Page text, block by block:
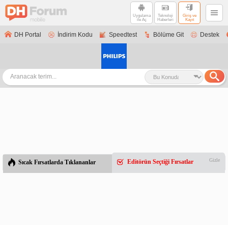
Uygulama
ile Aç
Teknoloji
Haberleri
Giriş ve
Kayıt
DH Portal İndirim Kodu Speedtest Bölüme Git Destek
Sıcak Fırsatlarda Tıklananlar Editörün Seçtiği Fırsatlar Gizle